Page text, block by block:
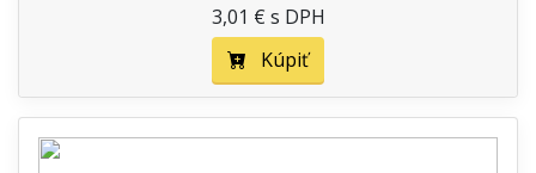
3,01 € s DPH
Kúpiť